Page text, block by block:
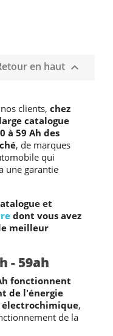
en haut 
clients, chez
catalogue
à 59 Ah des
, de marques
qui
une garantie
et
dont vous avez
meilleur
- 59ah
fonctionnent
de l'énergie
électrochimique,
de la